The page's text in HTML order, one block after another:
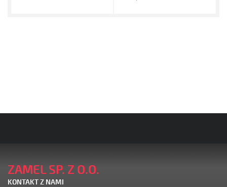
ZAMEL SP. Z O.O.
KONTAKT Z NAMI